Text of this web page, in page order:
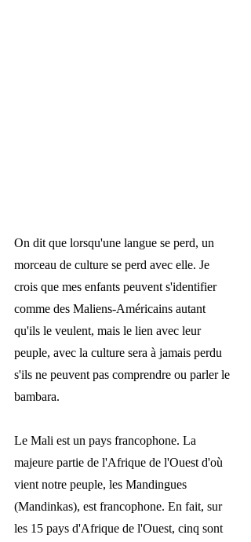
On dit que lorsqu'une langue se perd, un
morceau de culture se perd avec elle. Je
crois que mes enfants peuvent s'identifier
comme des Maliens-Américains autant
qu'ils le veulent, mais le lien avec leur
peuple, avec la culture sera à jamais perdu
s'ils ne peuvent pas comprendre ou parler le
bambara.
Le Mali est un pays francophone. La
majeure partie de l'Afrique de l'Ouest d'où
vient notre peuple, les Mandingues
(Mandinkas), est francophone. En fait, sur
les 15 pays d'Afrique de l'Ouest, cinq sont